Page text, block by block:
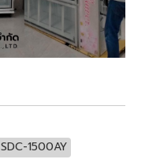
SDC-1500AY